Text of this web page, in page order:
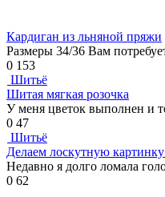
Кардиган из льняной пряжи
Размеры 34/36 Вам
0 153
Шитьё
Шитая мягкая розочка
У меня цветок выполнен и
0 47
Шитьё
Делаем лоскутную
Недавно я долго ломала
0 62